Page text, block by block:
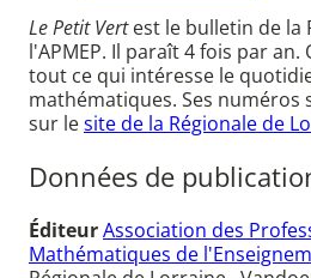
Le Petit Vertest le bulletin de la
l'APMEP. Il paraît 4 fois par
tout ce qui intéresse le
mathématiques. Ses numéros
sur lesite de la Régionale de
Données de
ÉditeurAssociation des
Mathématiques de